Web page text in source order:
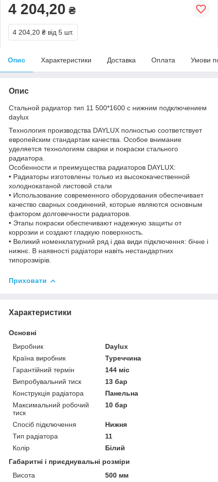
4 204,20 ₴
4 204,20 ₴ від 5 шт.
Опис Характеристики Доставка Оплата Умови
Опис
Стальной радиатор тип 11 500*1600 с нижним подключением
daylux
Технология производства DAYLUX полностью соответствует
европейским стандартам качества. Особое внимание
уделяется технологиям сварки и покраски стального
радиатора.
Особенности и преимущества радиаторов DAYLUX:
• Радиаторы изготовлены только из высококачественной
холоднокатаной листовой стали
• Использование современного оборудования обеспечивает
качество сварных соединений, которые являются основным
фактором долговечности радиаторов.
• Этапы покраски обеспечивают надежную защиты от
коррозии и создают гладкую поверхность.
• Великий номенклатурний ряд і два види підключення: бічне і
нижнє. В наявності радіатори навіть нестандартних
типорозмірів.
Приховати
Характеристики
Основні
Виробник
Daylux
Країна виробник
Туреччина
Гарантійний термін
144 міс
Випробувальний тиск
13 бар
Конструкція радіатора
Панельна
Максимальний робочий
тиск
10 бар
Спосіб підключення
Нижня
Тип радіатора
11
Колір
Білий
Габаритні і приєднувальні розміри
Висота
500 мм